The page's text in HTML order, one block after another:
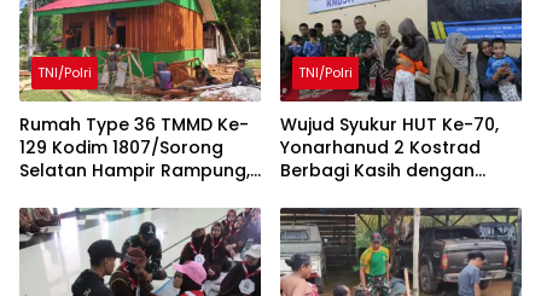
TNI/Polri
Rumah Type 36 TMMD Ke-
129 Kodim 1807/Sorong
Selatan Hampir Rampung,
TNI Tingkatkan
Kesejahteraan Warga
TNI/Polri
Wujud Syukur HUT Ke-70,
Yonarhanud 2 Kostrad
Berbagi Kasih dengan
Malang